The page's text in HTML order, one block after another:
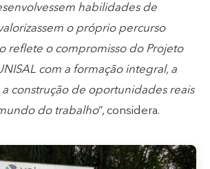
habilidades de
o próprio percurso
reflete o compromisso do Projeto
com a formação integral, a
a construção de oportunidades reais
do trabalho“, considera.